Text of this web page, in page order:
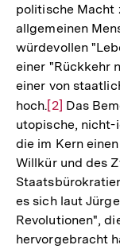
politische Macht
allgemeinen
würdevollen
einer "Rückkehr
einer von
hoch.Zur
Auflösung
der
Fußnote
[2] Das
utopische, nicht-
die im Kern
Willkür und des
es sich laut
Revolutionen",
hervorgebracht